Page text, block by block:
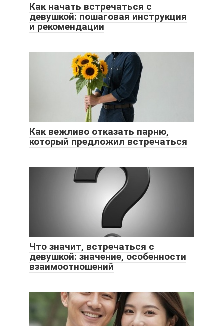
Как начать встречаться с
девушкой: пошаговая инструкция
и рекомендации
Как вежливо отказать парню,
который предложил встречаться
Что значит, встречаться с
девушкой: значение, особенности
взаимоотношений